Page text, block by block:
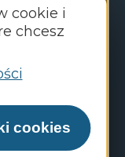
cookie i
chcesz
cookies
pytania